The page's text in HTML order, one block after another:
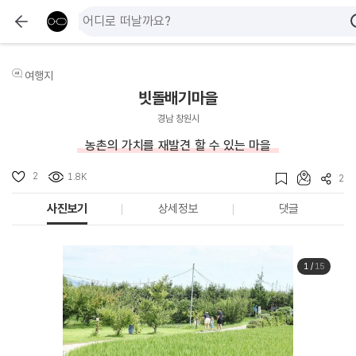
여행지
빗돌배기마을
경남 창원시
농촌의 가치를 재발견 할 수 있는 마을
2 1.8K 2
사진보기 상세정보 댓글
1/ 15